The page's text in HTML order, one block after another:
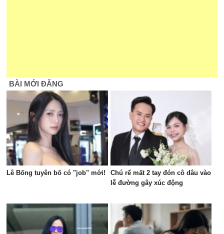
BÀI MỚI ĐĂNG
Lê Bống tuyên bố có "job" mới!
Chú rể mất 2 tay đón cô dâu vào
lễ đường gây xúc động